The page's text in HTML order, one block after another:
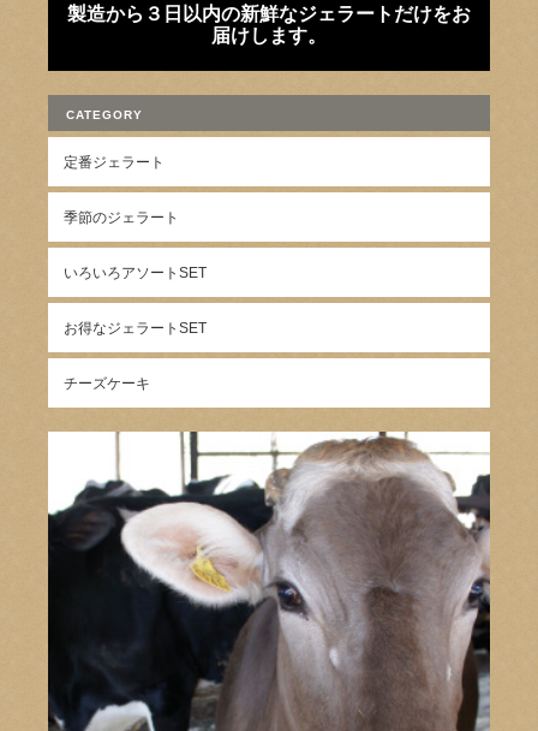
製造から３日以内の新鮮なジェラートだけをお
届けします。
CATEGORY
定番ジェラート
季節のジェラート
いろいろアソートSET
お得なジェラートSET
チーズケーキ